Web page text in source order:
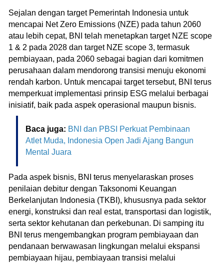
Sejalan dengan target Pemerintah Indonesia untuk
mencapai Net Zero Emissions (NZE) pada tahun 2060
atau lebih cepat, BNI telah menetapkan target NZE scope
1 & 2 pada 2028 dan target NZE scope 3, termasuk
pembiayaan, pada 2060 sebagai bagian dari komitmen
perusahaan dalam mendorong transisi menuju ekonomi
rendah karbon. Untuk mencapai target tersebut, BNI terus
memperkuat implementasi prinsip ESG melalui berbagai
inisiatif, baik pada aspek operasional maupun bisnis.
Baca juga: BNI dan PBSI Perkuat Pembinaan
Atlet Muda, Indonesia Open Jadi Ajang Bangun
Mental Juara
Pada aspek bisnis, BNI terus menyelaraskan proses
penilaian debitur dengan Taksonomi Keuangan
Berkelanjutan Indonesia (TKBI), khususnya pada sektor
energi, konstruksi dan real estat, transportasi dan logistik,
serta sektor kehutanan dan perkebunan. Di samping itu
BNI terus mengembangkan program pembiayaan dan
pendanaan berwawasan lingkungan melalui ekspansi
pembiayaan hijau, pembiayaan transisi melalui